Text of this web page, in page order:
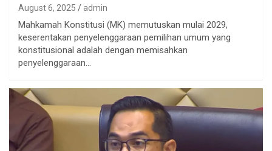
August 6, 2025 admin
Mahkamah Konstitusi (MK) memutuskan mulai 2029,
keserentakan penyelenggaraan pemilihan umum yang
konstitusional adalah dengan memisahkan
penyelenggaraan…